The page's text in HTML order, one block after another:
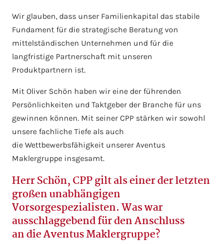
Wir glauben, dass unser Familienkapital das stabile
Fundament für die strategische Beratung von
mittelständischen Unternehmen und für die
langfristige Partnerschaft mit unseren
Produktpartnern ist.
Mit Oliver Schön haben wir eine der führenden
Persönlichkeiten und Taktgeber der Branche für uns
gewinnen können. Mit seiner CPP stärken wir sowohl
unsere fachliche Tiefe als auch
die Wettbewerbsfähigkeit unserer Aventus
Maklergruppe insgesamt.
Herr Schön, CPP gilt als einer der letzten
großen unabhängigen
Vorsorgespezialisten. Was war
ausschlaggebend für den Anschluss
an die Aventus Maklergruppe?